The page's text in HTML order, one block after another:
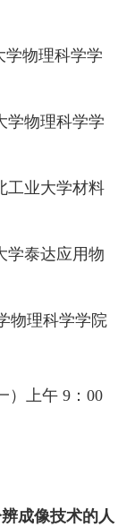
学物理科学学
学物理科学学
工业大学材料
学泰达应用物
物理科学学院
）上午 9 ： 00
成像技术的人